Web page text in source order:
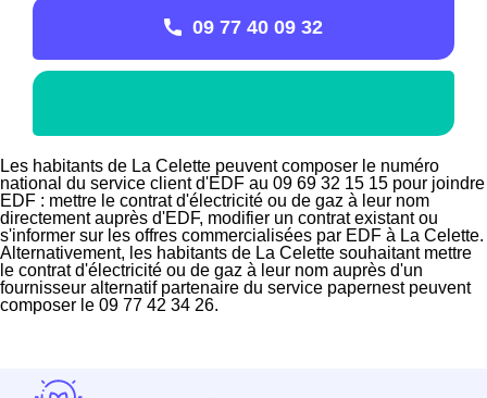
09 77 40 09 32
Les habitants de La Celette peuvent composer le numéro
national du service client d'EDF au 09 69 32 15 15 pour joindre
EDF : mettre le contrat d'électricité ou de gaz à leur nom
directement auprès d'EDF, modifier un contrat existant ou
s'informer sur les offres commercialisées par EDF à La Celette.
Alternativement, les habitants de La Celette souhaitant mettre
le contrat d'électricité ou de gaz à leur nom auprès d'un
fournisseur alternatif partenaire du service papernest peuvent
composer le 09 77 42 34 26.